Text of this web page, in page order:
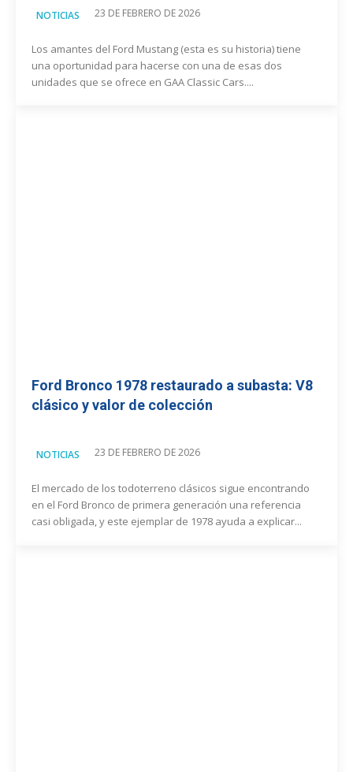
NOTICIAS 23 DE FEBRERO DE 2026
Los amantes del Ford Mustang (esta es su historia) tiene
una oportunidad para hacerse con una de esas dos
unidades que se ofrece en GAA Classic Cars....
Ford Bronco 1978 restaurado a subasta: V8
clásico y valor de colección
NOTICIAS 23 DE FEBRERO DE 2026
El mercado de los todoterreno clásicos sigue encontrando
en el Ford Bronco de primera generación una referencia
casi obligada, y este ejemplar de 1978 ayuda a explicar...